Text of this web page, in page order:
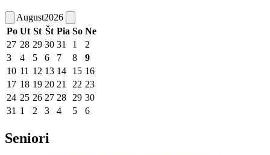
August2026
Po Ut St Št Pia So Ne
27 28 29 30 31 1
2
3
4 5 6 7 8
9
10 11 12 13 14 15 16
17 18 19 20 21 22 23
24 25 26 27 28 29 30
31 1 2 3 4 5 6
Seniori